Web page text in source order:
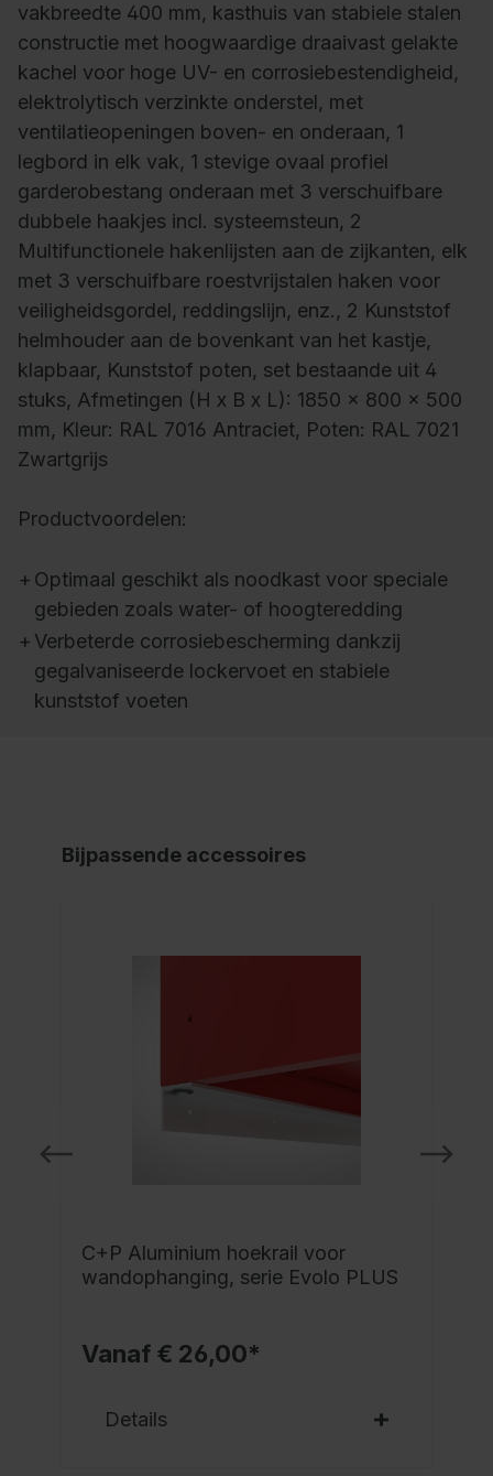
vakbreedte 400 mm, kasthuis van stabiele stalen
constructie met hoogwaardige draaivast gelakte
kachel voor hoge UV- en corrosiebestendigheid,
elektrolytisch verzinkte onderstel, met
ventilatieopeningen boven- en onderaan, 1
legbord in elk vak, 1 stevige ovaal profiel
garderobestang onderaan met 3 verschuifbare
dubbele haakjes incl. systeemsteun, 2
Multifunctionele hakenlijsten aan de zijkanten, elk
met 3 verschuifbare roestvrijstalen haken voor
veiligheidsgordel, reddingslijn, enz., 2 Kunststof
helmhouder aan de bovenkant van het kastje,
klapbaar, Kunststof poten, set bestaande uit 4
stuks, Afmetingen (H x B x L): 1850 x 800 x 500
mm, Kleur: RAL 7016 Antraciet, Poten: RAL 7021
Zwartgrijs
Productvoordelen:
+ Optimaal geschikt als noodkast voor speciale
gebieden zoals water- of hoogteredding
+ Verbeterde corrosiebescherming dankzij
gegalvaniseerde lockervoet en stabiele
kunststof voeten
Bijpassende accessoires
C+P Aluminium hoekrail voor
wandophanging, serie Evolo PLUS
Vanaf € 26,00*
Details